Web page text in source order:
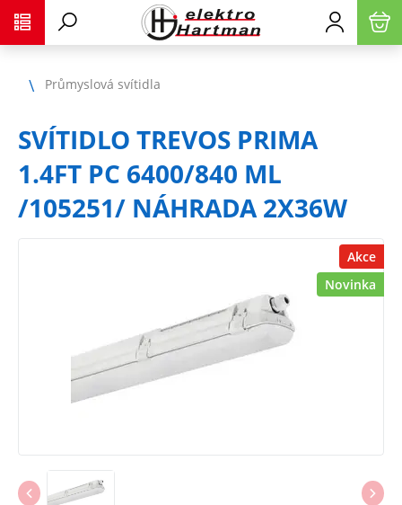
Průmyslová svítidla
SVÍTIDLO TREVOS PRIMA
1.4FT PC 6400/840 ML
/105251/ NÁHRADA 2X36W
Akce
Novinka